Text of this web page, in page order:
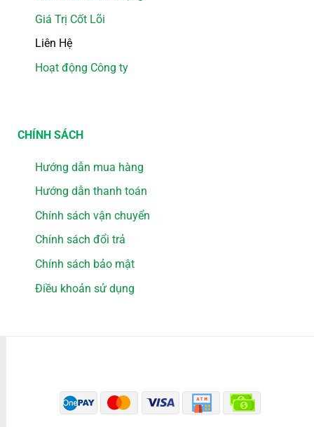
Giá Trị Cốt Lõi
Liên Hệ
Hoạt động Công ty
CHÍNH SÁCH
Hướng dẫn mua hàng
Hướng dẫn thanh toán
Chính sách vận chuyển
Chính sách đổi trả
Chính sách bảo mật
Điều khoản sử dụng